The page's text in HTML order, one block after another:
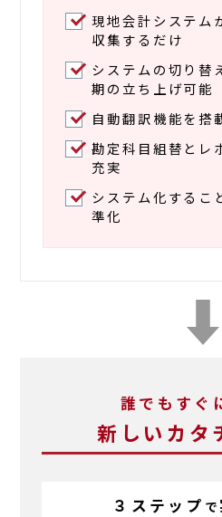
現地会計システム
収集するだけ
システムの切り替
期の立ち上げ可能
自動翻訳機能を搭
勘定科目組替とレ
充実
システム化するこ
準化
誰でもすぐ
新しいカタ
３ステップ で